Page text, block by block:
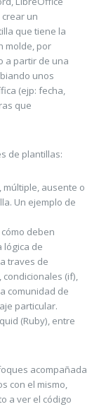
un
que tiene la
molde, por
a partir de una
unos
(ejp: fecha,
que
de plantillas:
múltiple, ausente o
Un ejemplo de
deben
lógica de
traves de
(if),
comunidad de
particular.
(Ruby), entre
acompañada
con el mismo,
a ver el código